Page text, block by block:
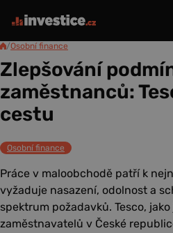
/Osobní finance
Zlepšování
zaměstnanců:
cestu
Osobní finance
Práce v maloobchodě patří k
vyžaduje nasazení, odolnost a
spektrum požadavků. Tesco,
zaměstnavatelů v České